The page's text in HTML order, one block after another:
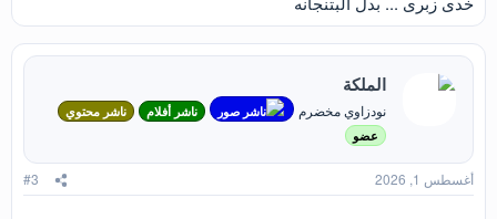
الملكة
نودزاوي مخضرم ناشر صور ناشر أفلام
ناشر محتوي
عضو
أغسطس 1, 2026 #3